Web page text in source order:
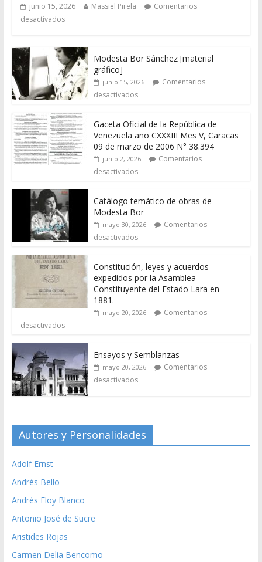
junio 15, 2026 Massiel Pirela
Comentarios
desactivados
Modesta Bor Sánchez [material
gráfico]
junio 15, 2026
Comentarios
desactivados
Gaceta Oficial de la República de
Venezuela año CXXXIII Mes V, Caracas
09 de marzo de 2006 N° 38.394
junio 2, 2026
Comentarios
desactivados
Catálogo temático de obras de
Modesta Bor
mayo 30, 2026
Comentarios
desactivados
Constitución, leyes y acuerdos
expedidos por la Asamblea
Constituyente del Estado Lara en
1881.
mayo 20, 2026
Comentarios
desactivados
Ensayos y Semblanzas
mayo 20, 2026
Comentarios
desactivados
Autores y Personalidades
Adolf Ernst
Andrés Bello
Andrés Eloy Blanco
Antonio José de Sucre
Aristides Rojas
Carmen Delia Bencomo